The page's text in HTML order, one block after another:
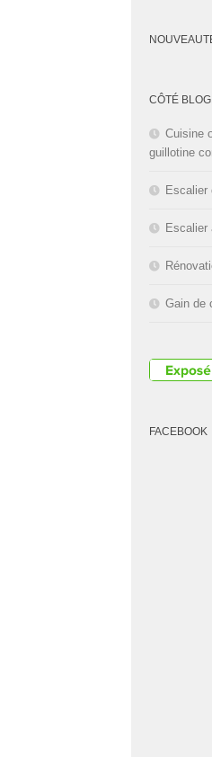
CÔTÉ BLOG
Cuisine
guillotine
Escalier
Escalier
Gain de
FACEBOOK